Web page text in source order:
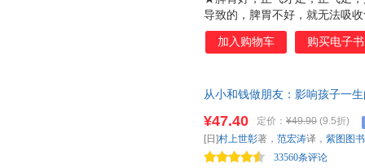
导致的，脾胃不好，就无法吸
因此会百病丛生。所以，脾胃
根本之道。 ★现代人脾胃受伤
害；焦虑、忧虑、抑郁等不良
因此，补脾胃是现代人不可避
1000万次，深受大众喜欢 本书
讲讲
加入购物车 购买电子书
从小和钱做朋友：影响孩子一
财商教育课，教会孩子的财富
让你的孩子始于智商，止于情
读到本书，每位爸爸妈妈读完
¥47.40 定价： ¥49.90 (9.5折)
33560条评论
[日]村上世彰著， 范宏涛译， 紫图图书